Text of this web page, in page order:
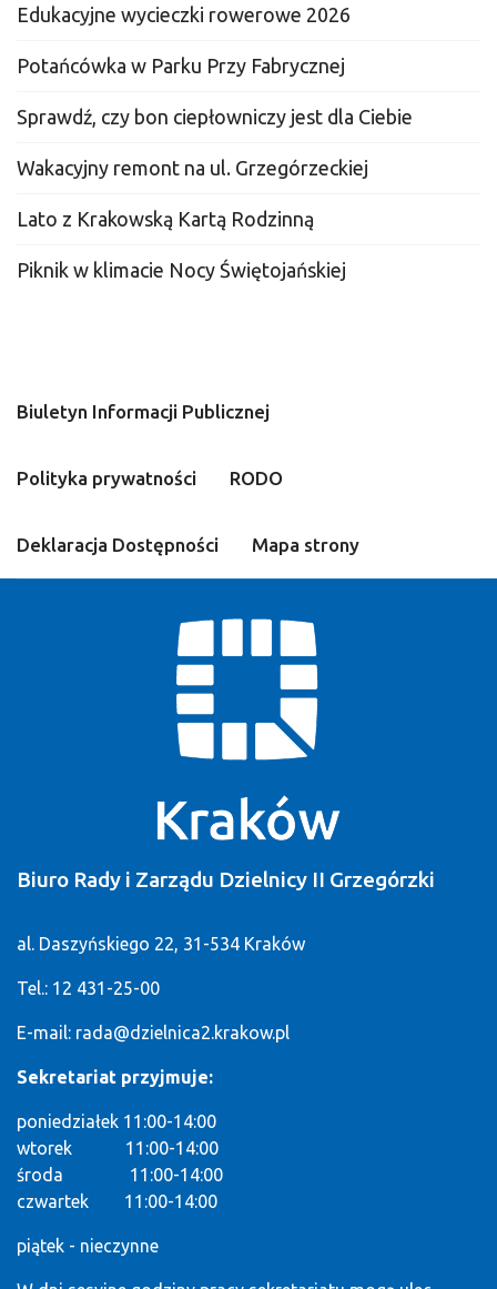
Edukacyjne wycieczki rowerowe 2026
Potańcówka w Parku Przy Fabrycznej
Sprawdź, czy bon ciepłowniczy jest dla Ciebie
Wakacyjny remont na ul. Grzegórzeckiej
Lato z Krakowską Kartą Rodzinną
Piknik w klimacie Nocy Świętojańskiej
Biuletyn Informacji Publicznej
Polityka prywatności RODO
Deklaracja Dostępności Mapa strony
Biuro Rady i Zarządu Dzielnicy II Grzegórzki
al. Daszyńskiego 22, 31-534 Kraków
Tel.: 12 431-25-00
E-mail: rada@dzielnica2.krakow.pl
Sekretariat przyjmuje:
poniedziałek 11:00-14:00
wtorek 11:00-14:00
środa 11:00-14:00
czwartek 11:00-14:00
piątek - nieczynne